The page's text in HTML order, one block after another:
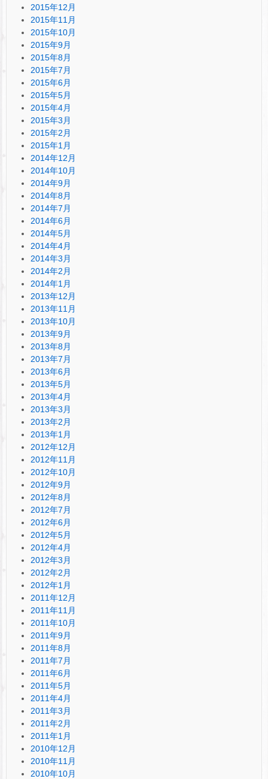
2015年12月
2015年11月
2015年10月
2015年9月
2015年8月
2015年7月
2015年6月
2015年5月
2015年4月
2015年3月
2015年2月
2015年1月
2014年12月
2014年10月
2014年9月
2014年8月
2014年7月
2014年6月
2014年5月
2014年4月
2014年3月
2014年2月
2014年1月
2013年12月
2013年11月
2013年10月
2013年9月
2013年8月
2013年7月
2013年6月
2013年5月
2013年4月
2013年3月
2013年2月
2013年1月
2012年12月
2012年11月
2012年10月
2012年9月
2012年8月
2012年7月
2012年6月
2012年5月
2012年4月
2012年3月
2012年2月
2012年1月
2011年12月
2011年11月
2011年10月
2011年9月
2011年8月
2011年7月
2011年6月
2011年5月
2011年4月
2011年3月
2011年2月
2011年1月
2010年12月
2010年11月
2010年10月